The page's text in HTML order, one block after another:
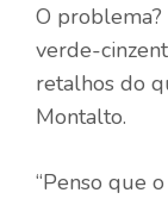
O problema?
verde-
retalhos do
Montalto.
“Penso que